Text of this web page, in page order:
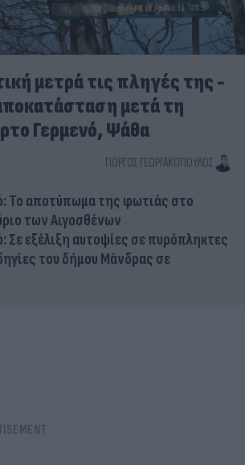
μετρά τις πληγές της -
μετά τη
Γερμενό, Ψάθα
ΓΙΏΡΓΟΣ ΓΕΩΡΓΑΚΌΠΟΥΛΟΣ
Το αποτύπωμα της φωτιάς στο
των Αιγοσθένων
Σε εξέλιξη αυτοψίες σε πυρόπληκτες
του δήμου Μάνδρας σε